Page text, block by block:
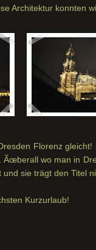
Architektur konnten
Florenz
wo man in
sie trägt den Titel
Kurzurlaub!